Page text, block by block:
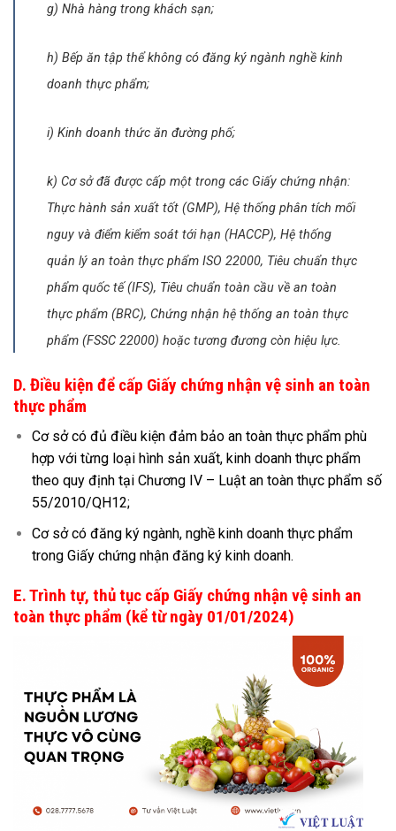
g) Nhà hàng trong khách sạn;
h) Bếp ăn tập thể không có đăng ký ngành nghề kinh
doanh thực phẩm;
i) Kinh doanh thức ăn đường phố;
k) Cơ sở đã được cấp một trong các Giấy chứng nhận:
Thực hành sản xuất tốt (GMP), Hệ thống phân tích mối
nguy và điểm kiểm soát tới hạn (HACCP), Hệ thống
quản lý an toàn thực phẩm ISO 22000, Tiêu chuẩn thực
phẩm quốc tế (IFS), Tiêu chuẩn toàn cầu về an toàn
thực phẩm (BRC), Chứng nhận hệ thống an toàn thực
phẩm (FSSC 22000) hoặc tương đương còn hiệu lực.
D. Điều kiện để cấp Giấy chứng nhận vệ sinh an toàn
thực phẩm
Cơ sở có đủ điều kiện đảm bảo an toàn thực phẩm phù
hợp với từng loại hình sản xuất, kinh doanh thực phẩm
theo quy định tại Chương IV – Luật an toàn thực phẩm số
55/2010/QH12;
Cơ sở có đăng ký ngành, nghề kinh doanh thực phẩm
trong Giấy chứng nhận đăng ký kinh doanh.
E. Trình tự, thủ tục cấp Giấy chứng nhận vệ sinh an
toàn thực phẩm (kể từ ngày 01/01/2024)